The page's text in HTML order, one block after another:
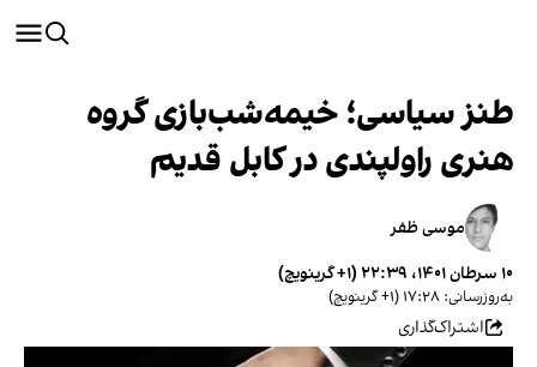
طنز سیاسی؛ خیمه‌شب‌بازی گروه
هنری راولپندی در کابل قدیم
موسی ظفر
۱۰ سرطان ۱۴۰۱، ۲۲:۳۹ (‎+۱ گرینویچ)
به‌روزرسانی: ۱۷:۲۸ (‎+۱ گرینویچ)
اشتراک‌گذاری